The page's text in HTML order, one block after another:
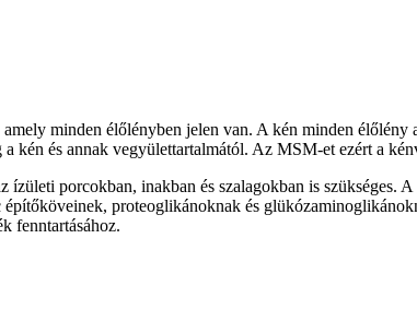
minden élőlényben jelen van. A kén minden
kén és annak vegyülettartalmától. Az MSM-et ezért a
porcokban, inakban és szalagokban is szükséges.
proteoglikánoknak és
fenntartásához.